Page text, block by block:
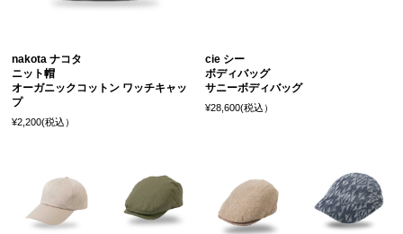
nakota ナコタ
ニット帽
オーガニックコットン ワッチキャッ
プ
¥2,200(税込）
cie シー
ボディバッグ
サニーボディバッグ
¥28,600(税込）